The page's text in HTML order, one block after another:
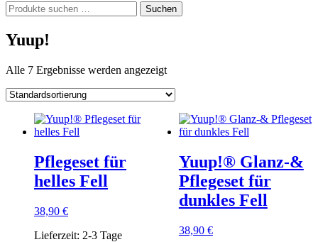
Suchen
nach:
Suchen
Yuup!
Alle 7 Ergebnisse werden angezeigt
Pflegeset für
helles Fell
38,90 €
Lieferzeit: 2-3 Tage
Yuup!® Glanz-&
Pflegeset für
dunkles Fell
38,90 €